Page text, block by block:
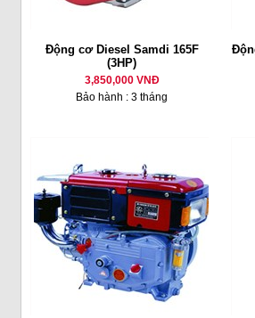
Động cơ Diesel Samdi 165F
(3HP)
3,850,000 VNĐ
Bảo hành : 3 tháng